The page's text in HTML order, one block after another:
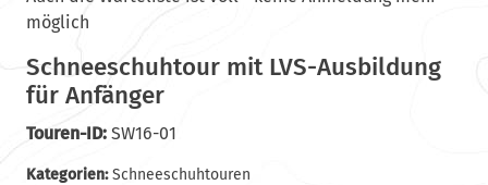
möglich
Schneeschuhtour mit LVS-Ausbildung
für Anfänger
Touren-ID:SW16-01
Kategorien:Schneeschuhtouren